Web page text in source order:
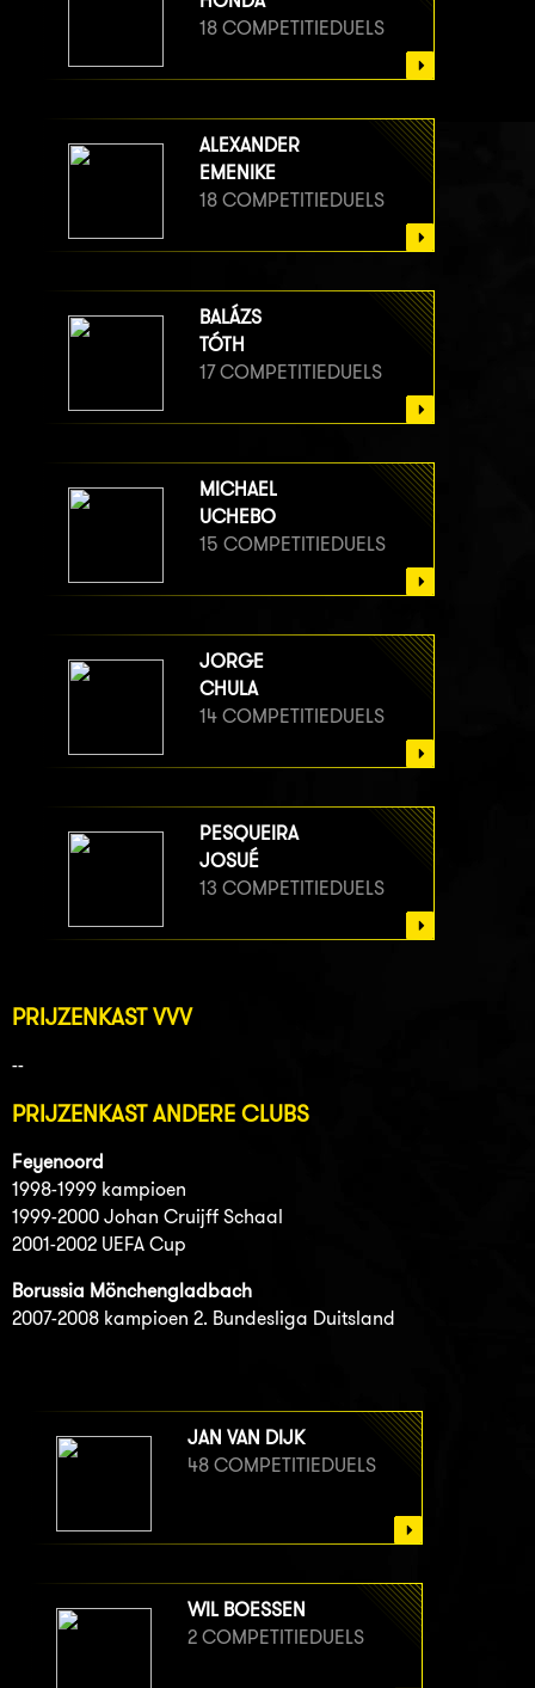
18 COMPETITIEDUELS
ALEXANDER
EMENIKE
18 COMPETITIEDUELS
BALÁZS
TÓTH
17 COMPETITIEDUELS
MICHAEL
UCHEBO
15 COMPETITIEDUELS
JORGE
CHULA
14 COMPETITIEDUELS
PESQUEIRA
JOSUÉ
13 COMPETITIEDUELS
PRIJZENKAST VVV
--
PRIJZENKAST ANDERE CLUBS
Feyenoord
1998-1999 kampioen
1999-2000 Johan Cruijff Schaal
2001-2002 UEFA Cup
Borussia Mönchengladbach
2007-2008 kampioen 2. Bundesliga Duitsland
JAN VAN DIJK
48 COMPETITIEDUELS
WIL BOESSEN
2 COMPETITIEDUELS